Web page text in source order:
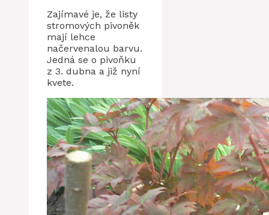
Zajímavé je, že listy
stromových pivoněk
mají lehce
načervenalou barvu.
Jedná se o pivoňku
z 3. dubna a již nyní
kvete.